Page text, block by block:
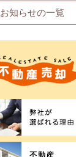
お知らせの一覧